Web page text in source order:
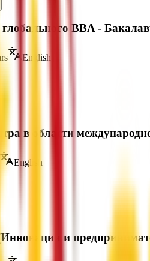
BBA -
English
в области
English
и